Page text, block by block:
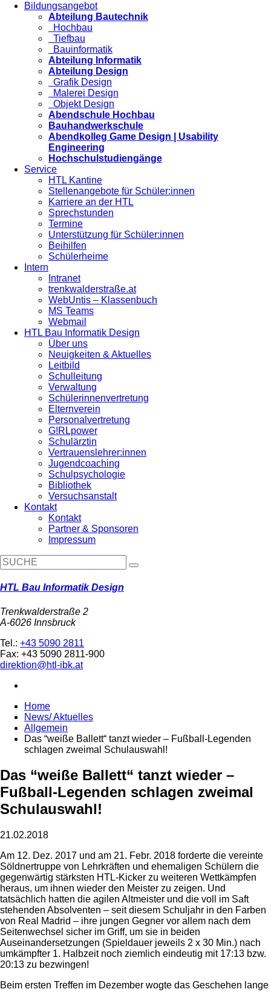
Bildungsangebot
Abteilung Bautechnik
Hochbau
Tiefbau
Bauinformatik
Abteilung Informatik
Abteilung Design
Grafik Design
Malerei Design
Objekt Design
Abendschule Hochbau
Bauhandwerkschule
Abendkolleg Game Design | Usability
Engineering
Hochschulstudiengänge
Service
HTL Kantine
Stellenangebote für Schüler:innen
Karriere an der HTL
Sprechstunden
Termine
Unterstützung für Schüler:innen
Beihilfen
Schülerheime
Intern
Intranet
trenkwalderstraße.at
WebUntis – Klassenbuch
MS Teams
Webmail
HTL Bau Informatik Design
Über uns
Neuigkeiten & Aktuelles
Leitbild
Schulleitung
Verwaltung
Schülerinnenvertretung
Elternverein
Personalvertretung
G!RLpower
Schulärztin
Vertrauenslehrer:innen
Jugendcoaching
Schulpsychologie
Bibliothek
Versuchsanstalt
Kontakt
Kontakt
Partner & Sponsoren
Impressum
HTL Bau Informatik Design
Trenkwalderstraße 2
A-6026 Innsbruck
Tel.: +43 5090 2811
Fax: +43 5090 2811-900
direktion@htl-ibk.at
Home
News/ Aktuelles
Allgemein
Das “weiße Ballett“ tanzt wieder – Fußball-Legenden
schlagen zweimal Schulauswahl!
Das “weiße Ballett“ tanzt wieder –
Fußball-Legenden schlagen zweimal
Schulauswahl!
21.02.2018
Am 12. Dez. 2017 und am 21. Febr. 2018 forderte die vereinte
Söldnertruppe von Lehrkräften und ehemaligen Schülern die
gegenwärtig stärksten HTL-Kicker zu weiteren Wettkämpfen
heraus, um ihnen wieder den Meister zu zeigen. Und
tatsächlich hatten die agilen Altmeister und die voll im Saft
stehenden Absolventen – seit diesem Schuljahr in den Farben
von Real Madrid – ihre jungen Gegner vor allem nach dem
Seitenwechsel sicher im Griff, um sie in beiden
Auseinandersetzungen (Spieldauer jeweils 2 x 30 Min.) nach
umkämpfter 1. Halbzeit noch ziemlich eindeutig mit 17:13 bzw.
20:13 zu bezwingen!
Beim ersten Treffen im Dezember wogte das Geschehen lange